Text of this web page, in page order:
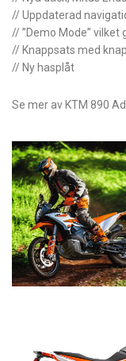
// Uppdaterad
// ”Demo Mode”
// Knappsats med
// Ny hasplåt
Se mer av KTM 890